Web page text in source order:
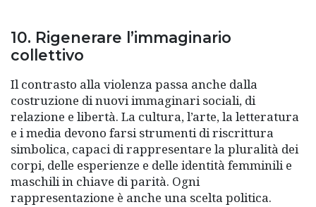
10. Rigenerare l’immaginario
collettivo
Il contrasto alla violenza passa anche dalla
costruzione di nuovi immaginari sociali, di
relazione e libertà. La cultura, l’arte, la letteratura
e i media devono farsi strumenti di riscrittura
simbolica, capaci di rappresentare la pluralità dei
corpi, delle esperienze e delle identità femminili e
maschili in chiave di parità. Ogni
rappresentazione è anche una scelta politica.